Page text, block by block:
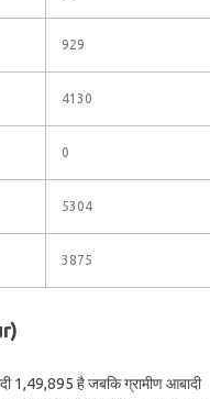
929
4130
0
5304
3875
1,49,895 है जबकि ग्रामीण आबादी